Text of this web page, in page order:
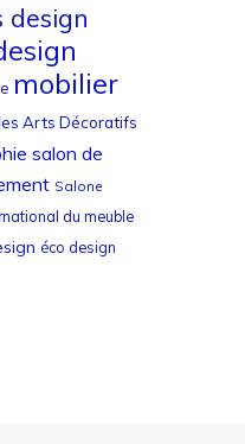
design
mobilier
Arts Décoratifs
salon de
Salone
du meuble
éco design